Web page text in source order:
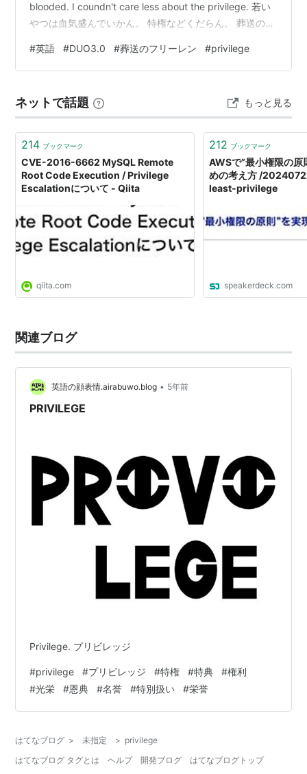
blooded. I coundn't care less about the privilege. 若い
やつは血気盛んでいかん。 特権などくだらん。 葬送のフ
abused their privileges to t…
#英語 #DUO3.0 #葬送のフリーレン #privilege
ネットで話題 もっと見る
214 ブックマーク
CVE-2016-6662 MySQL Remote
Root Code Execution / Privilege
Escalationについて - Qiita
qiita.com
212 ブックマーク
AWSで”最小権限の原
めの考え方 /
least-privilege
speakerdeck.com
関連ブログ
英語の顔表情.airabuwo.blog • 5年前
PRIVILEGE
Privilege. プリビレッジ
#privilege #プリビレッジ #特権 #特典 #権利
#光栄 #恩典 #名誉 #特別扱い #栄誉
はてなブログ > 未指定 > privilege
はてなブログ タグとは
ヘルプ 開発ブログ はてなブログトップ